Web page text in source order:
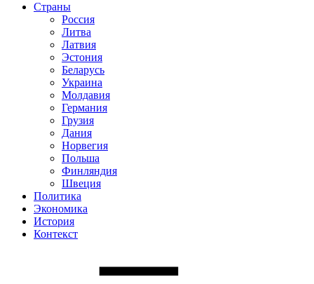
Страны
Россия
Литва
Латвия
Эстония
Беларусь
Украина
Молдавия
Германия
Грузия
Дания
Норвегия
Польша
Финляндия
Швеция
Политика
Экономика
История
Контекст